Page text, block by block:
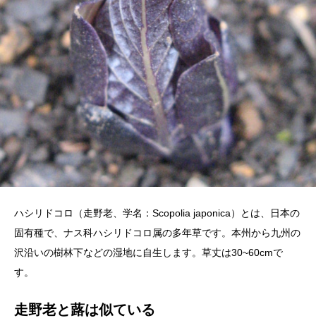
ハシリドコロ（走野老、学名：Scopolia japonica）とは、日本の
固有種で、ナス科ハシリドコロ属の多年草です。本州から九州の
沢沿いの樹林下などの湿地に自生します。草丈は30~60cmで
す。
走野老と蕗は似ている